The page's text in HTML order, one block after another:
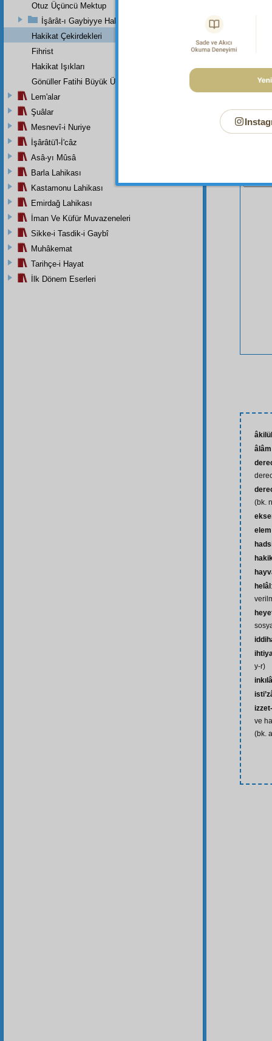
âlâm
(bk.
elem
helâl
y-r)
ve
(bk.
Otuz Üçüncü Mektup
İşârât-ı Gaybiyye Hakkında Bir Takriz
Hakikat Çekirdekleri
Fihrist
Hakikat Işıkları
Gönüller Fatihi Büyük Üstada
Lem'alar
Şuâlar
Mesnevî-i Nuriye
İşârâtü'l-İ'câz
Asâ-yı Mûsâ
Barla Lahikası
Kastamonu Lahikası
Emirdağ Lahikası
İman Ve Küfür Muvazeneleri
Sikke-i Tasdik-i Gaybî
Muhâkemat
Tarihçe-i Hayat
İlk Dönem Eserleri